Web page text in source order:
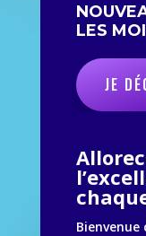
LES
JE
Bienvenue